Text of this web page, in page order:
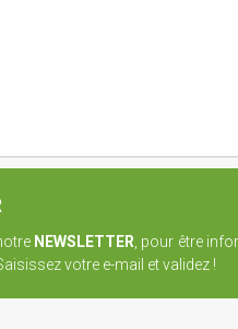
NEWSLETTER , pour être
votre e-mail et validez !